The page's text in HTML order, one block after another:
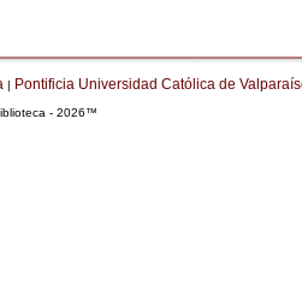
| Pontificia Universidad Católica de
- 2026™